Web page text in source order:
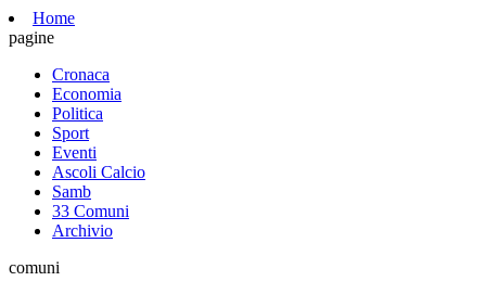
Home
pagine
Cronaca
Economia
Politica
Sport
Eventi
Ascoli Calcio
Samb
33 Comuni
Archivio
comuni